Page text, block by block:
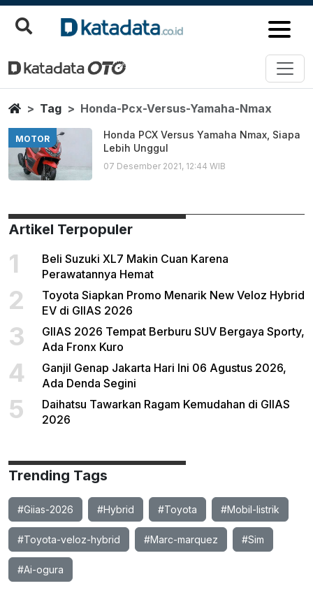
Honda Pcx Versus Yamaha
Berita Terbaru
HomeTag Honda-Pcx-Versus-Yamaha-Nmax
MOTOR
Honda PCX Versus Yamaha Nmax, Siapa
Lebih Unggul
07 Desember 2021, 12:44 WIB
Artikel Terpopuler
1
Beli Suzuki XL7 Makin Cuan Karena
Perawatannya Hemat
2
Toyota Siapkan Promo Menarik New Veloz Hybrid
EV di GIIAS 2026
3
GIIAS 2026 Tempat Berburu SUV Bergaya Sporty,
Ada Fronx Kuro
4
Ganjil Genap Jakarta Hari Ini 06 Agustus 2026,
Ada Denda Segini
5
Daihatsu Tawarkan Ragam Kemudahan di GIIAS
2026
Trending Tags
#Giias-2026 #Hybrid #Toyota #Mobil-listrik
#Toyota-veloz-hybrid #Marc-marquez #Sim
#Ai-ogura